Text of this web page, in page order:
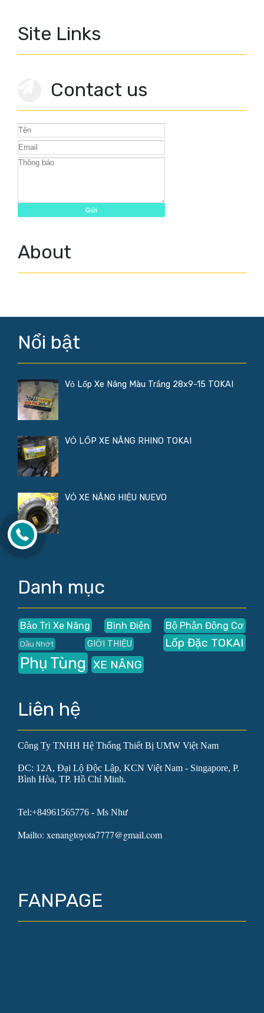
Site Links
Contact us
About
Nổi bật
Vỏ Lốp Xe Nâng Màu Trắng 28x9-15 TOKAI
VỎ LỐP XE NÂNG RHINO TOKAI
VỎ XE NÂNG HIỆU NUEVO
Danh mục
Bảo Trì Xe Nâng Bình Điện Bộ Phận Động Cơ
Dầu Nhớt GIỚI THIỆU Lốp Đặc TOKAI
Phụ Tùng XE NÂNG
Liên hệ
Công Ty TNHH Hệ Thống Thiết Bị UMW Việt Nam
ĐC: 12A, Đại Lộ Độc Lập, KCN Việt Nam - Singapore, P.
Bình Hòa, TP. Hồ Chí Minh.
Tel:+84961565776 - Ms Như
Mailto: xenangtoyota7777@gmail.com
FANPAGE